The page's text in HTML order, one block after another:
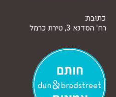
כתובת:
רח' הסדנא 3, טירת כרמל